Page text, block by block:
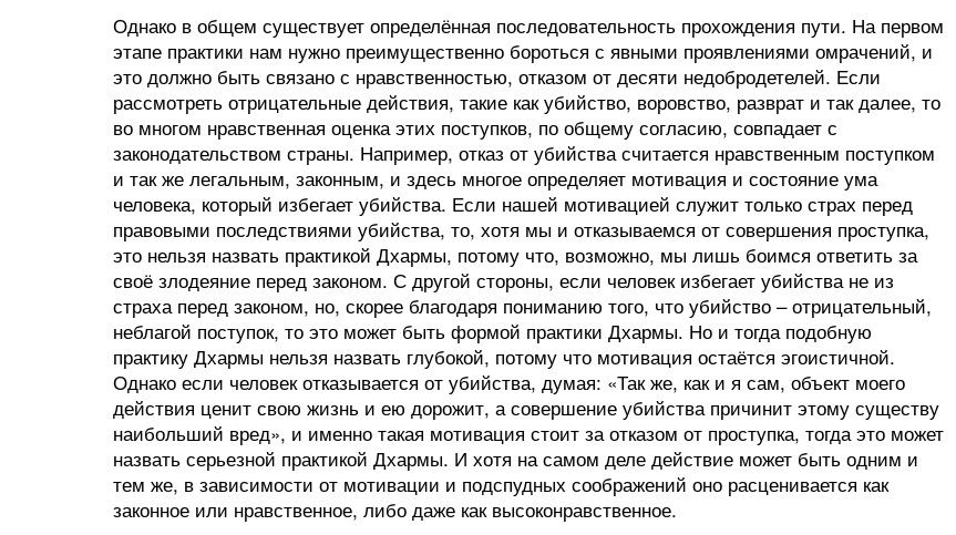
Однако в общем существует определённая последовательность прохождения пути. На первом
этапе практики нам нужно преимущественно бороться с явными проявлениями омрачений, и
это должно быть связано с нравственностью, отказом от десяти недобродетелей. Если
рассмотреть отрицательные действия, такие как убийство, воровство, разврат и так далее, то
во многом нравственная оценка этих поступков, по общему согласию, совпадает с
законодательством страны. Например, отказ от убийства считается нравственным поступком
и так же легальным, законным, и здесь многое определяет мотивация и состояние ума
человека, который избегает убийства. Если нашей мотивацией служит только страх перед
правовыми последствиями убийства, то, хотя мы и отказываемся от совершения проступка,
это нельзя назвать практикой Дхармы, потому что, возможно, мы лишь боимся ответить за
своё злодеяние перед законом. С другой стороны, если человек избегает убийства не из
страха перед законом, но, скорее благодаря пониманию того, что убийство – отрицательный,
неблагой поступок, то это может быть формой практики Дхармы. Но и тогда подобную
практику Дхармы нельзя назвать глубокой, потому что мотивация остаётся эгоистичной.
Однако если человек отказывается от убийства, думая: «Так же, как и я сам, объект моего
действия ценит свою жизнь и ею дорожит, а совершение убийства причинит этому существу
наибольший вред», и именно такая мотивация стоит за отказом от проступка, тогда это может
назвать серьезной практикой Дхармы. И хотя на самом деле действие может быть одним и
тем же, в зависимости от мотивации и подспудных соображений оно расценивается как
законное или нравственное, либо даже как высоконравственное.